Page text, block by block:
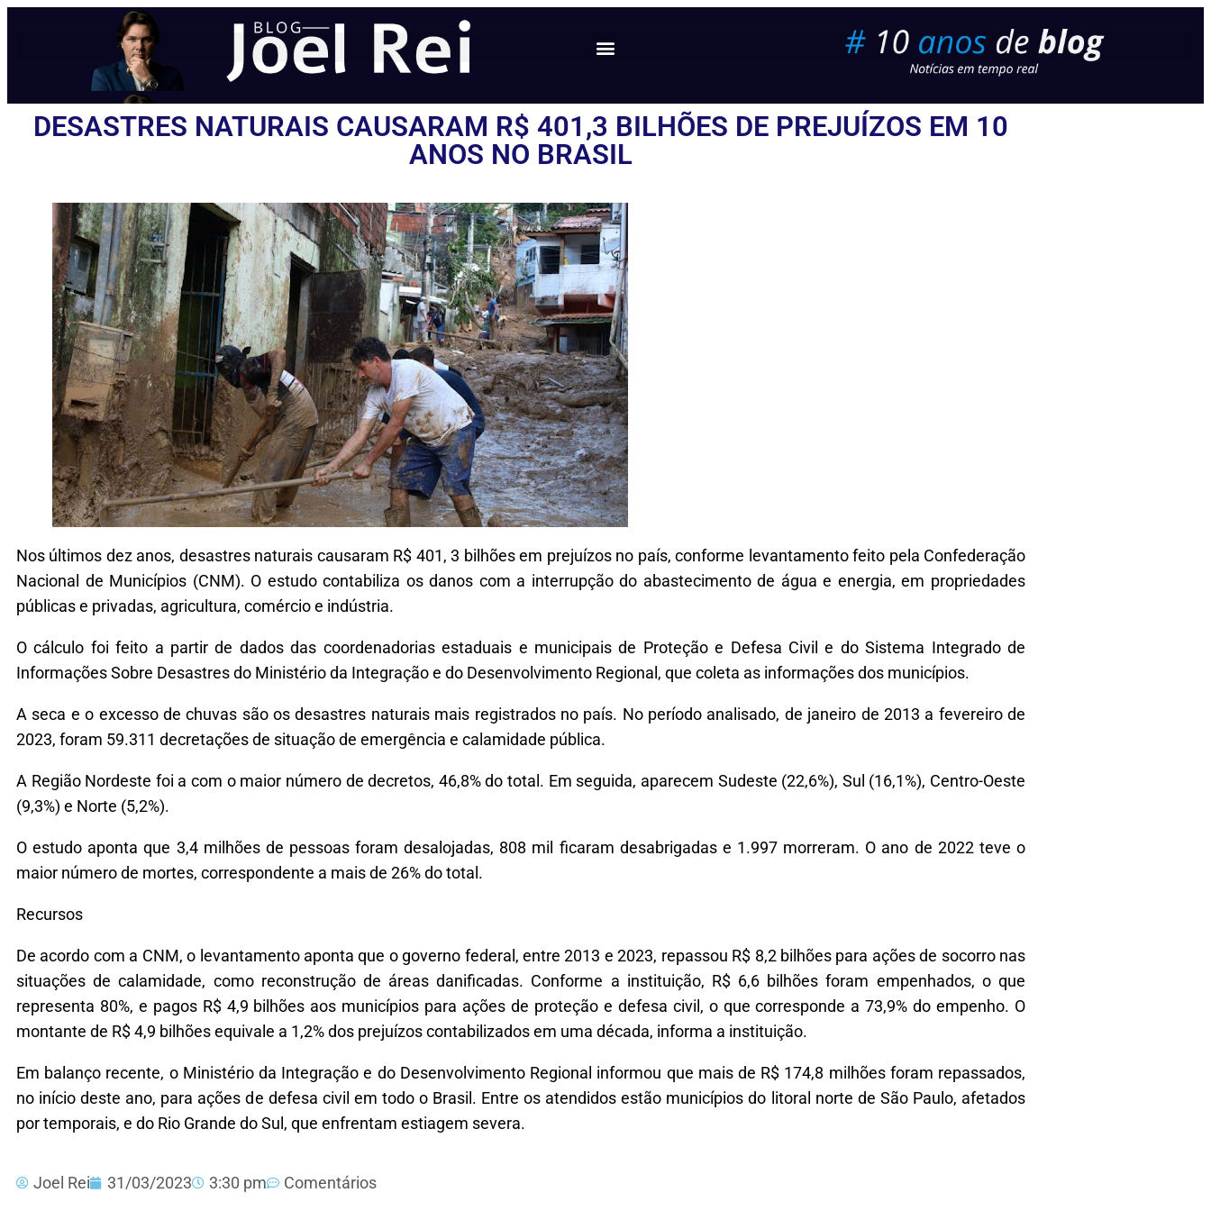
DESASTRES NATURAIS CAUSARAM R$ 401,3 BILHÕES DE PREJUÍZOS EM 10
ANOS NO BRASIL
Nos últimos dez anos, desastres naturais causaram R$ 401, 3 bilhões em prejuízos no país, conforme levantamento feito pela Confederação
Nacional de Municípios (CNM). O estudo contabiliza os danos com a interrupção do abastecimento de água e energia, em propriedades
públicas e privadas, agricultura, comércio e indústria.
O cálculo foi feito a partir de dados das coordenadorias estaduais e municipais de Proteção e Defesa Civil e do Sistema Integrado de
Informações Sobre Desastres do Ministério da Integração e do Desenvolvimento Regional, que coleta as informações dos municípios.
A seca e o excesso de chuvas são os desastres naturais mais registrados no país. No período analisado, de janeiro de 2013 a fevereiro de
2023, foram 59.311 decretações de situação de emergência e calamidade pública.
A Região Nordeste foi a com o maior número de decretos, 46,8% do total. Em seguida, aparecem Sudeste (22,6%), Sul (16,1%), Centro-Oeste
(9,3%) e Norte (5,2%).
O estudo aponta que 3,4 milhões de pessoas foram desalojadas, 808 mil ficaram desabrigadas e 1.997 morreram. O ano de 2022 teve o
maior número de mortes, correspondente a mais de 26% do total.
Recursos
De acordo com a CNM, o levantamento aponta que o governo federal, entre 2013 e 2023, repassou R$ 8,2 bilhões para ações de socorro nas
situações de calamidade, como reconstrução de áreas danificadas. Conforme a instituição, R$ 6,6 bilhões foram empenhados, o que
representa 80%, e pagos R$ 4,9 bilhões aos municípios para ações de proteção e defesa civil, o que corresponde a 73,9% do empenho. O
montante de R$ 4,9 bilhões equivale a 1,2% dos prejuízos contabilizados em uma década, informa a instituição.
Em balanço recente, o Ministério da Integração e do Desenvolvimento Regional informou que mais de R$ 174,8 milhões foram repassados,
no início deste ano, para ações de defesa civil em todo o Brasil. Entre os atendidos estão municípios do litoral norte de São Paulo, afetados
por temporais, e do Rio Grande do Sul, que enfrentam estiagem severa.
Joel Rei 31/03/2023 3:30 pm Comentários